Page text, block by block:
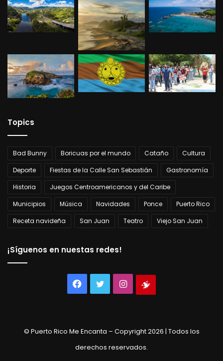
Topics
Bad Bunny Boricuas por el mundo Cataño
Cultura
Deporte
Fiestas de la Calle San Sebastián
Gastronomía
Historia
Juegos Centroamericanos y del Caribe
Municipios
Música Navidades Ponce
Puerto Rico
Receta navideña
San Juan Teatro Viejo San Juan
¡Síguenos en nuestas redes!
Facebook
TwitterInstagram
© Puerto Rico Me Encanta – Copyright 2026 | Todos los
derechos reservados.